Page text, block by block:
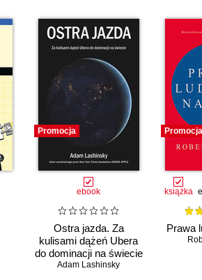
Promocja
ebook
Ostra jazda. Za
kulisami dążeń Ubera
do dominacji na świecie
Adam Lashinsky
Promocja
książka
Prawa